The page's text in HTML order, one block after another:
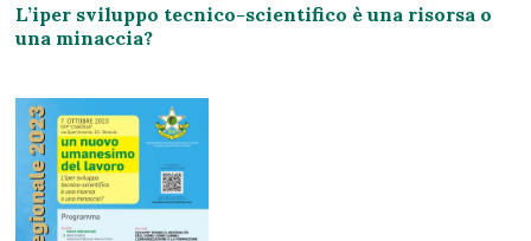
L’iper sviluppo tecnico-scientifico è una risorsa o
una minaccia?